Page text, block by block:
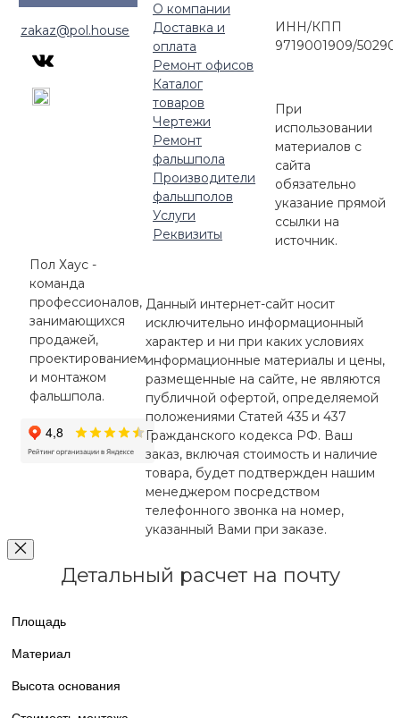
zakaz@pol.house
О компании
Доставка и
оплата
Ремонт офисов
Каталог
товаров
Чертежи
Ремонт
фальшпола
Производители
фальшполов
Услуги
Реквизиты
Пол Хаус -
команда
профессионалов,
занимающихся
продажей,
проектированием
и монтажом
фальшпола.
ИНН/КПП
9719001909/
При
использовании
материалов с
сайта
обязательно
указание прямой
ссылки на
источник.
Данный интернет-сайт носит
исключительно информационный
характер и ни при каких условиях
информационные материалы и цены,
размещенные на сайте, не являются
публичной офертой, определяемой
положениями Статей 435 и 437
Гражданского кодекса РФ. Ваш
заказ, включая стоимость и наличие
товара, будет подтвержден нашим
менеджером посредством
телефонного звонка на номер,
указанный Вами при заказе.
Детальный расчет на почту
Площадь
Материал
Высота основания